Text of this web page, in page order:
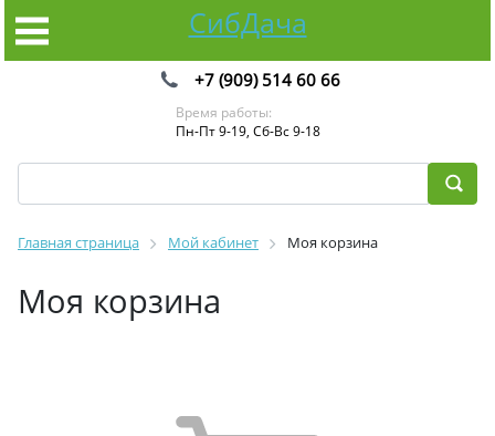
СибДача
+7 (909) 514 60 66
Время работы:
Пн-Пт 9-19, Сб-Вс 9-18
Главная страница Мой кабинет Моя корзина
Моя корзина